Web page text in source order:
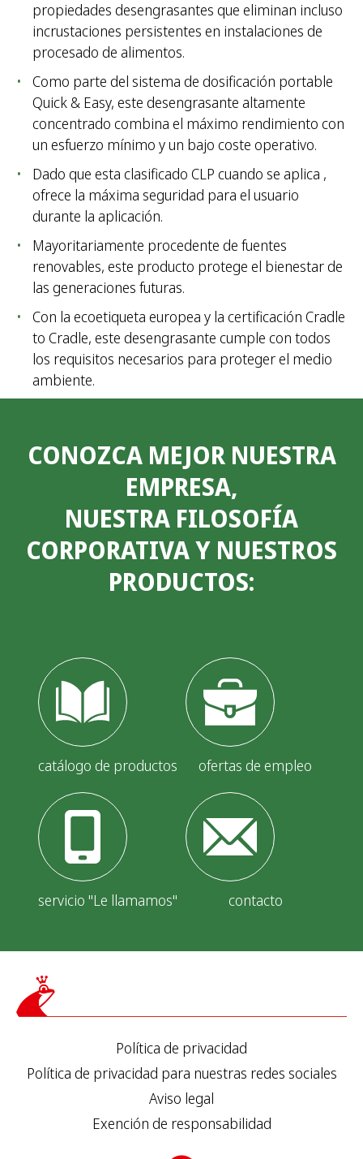
propiedades desengrasantes que eliminan incluso
incrustaciones persistentes en instalaciones de
procesado de alimentos.
Como parte del sistema de dosificación portable
Quick & Easy, este desengrasante altamente
concentrado combina el máximo rendimiento con
un esfuerzo mínimo y un bajo coste operativo.
Dado que esta clasificado CLP cuando se aplica ,
ofrece la máxima seguridad para el usuario
durante la aplicación.
Mayoritariamente procedente de fuentes
renovables, este producto protege el bienestar de
las generaciones futuras.
Con la ecoetiqueta europea y la certificación Cradle
to Cradle, este desengrasante cumple con todos
los requisitos necesarios para proteger el medio
ambiente.
CONOZCA MEJOR NUESTRA
EMPRESA,
NUESTRA FILOSOFÍA
CORPORATIVA Y NUESTROS
PRODUCTOS:
catálogo de productos ofertas de empleo
servicio "Le llamamos" contacto
Política de privacidad
Política de privacidad para nuestras redes sociales
Aviso legal
Exención de responsabilidad